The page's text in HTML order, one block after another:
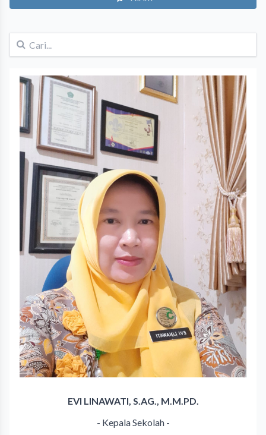
EVI LINAWATI, S.AG., M.M.PD.
- Kepala Sekolah -